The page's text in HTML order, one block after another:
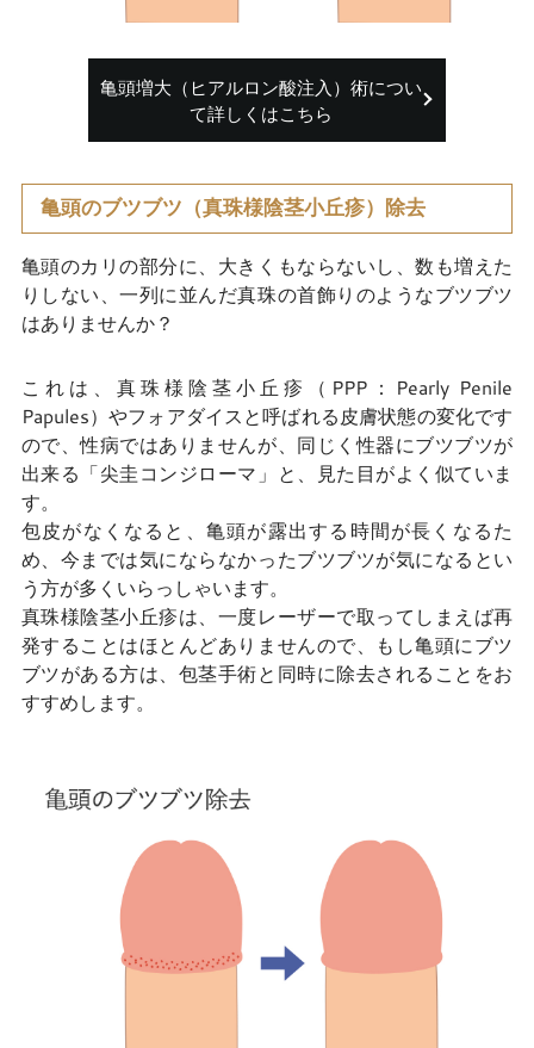
亀頭増大（ヒアルロン酸注入）術につい
て詳しくはこちら
亀頭のブツブツ（真珠様陰茎小丘疹）除去
亀頭のカリの部分に、大きくもならないし、数も増えた
りしない、一列に並んだ真珠の首飾りのようなブツブツ
はありませんか？
これは、真珠様陰茎小丘疹（PPP：Pearly Penile
Papules）やフォアダイスと呼ばれる皮膚状態の変化です
ので、性病ではありませんが、同じく性器にブツブツが
出来る「尖圭コンジローマ」と、見た目がよく似ていま
す。
包皮がなくなると、亀頭が露出する時間が長くなるた
め、今までは気にならなかったブツブツが気になるとい
う方が多くいらっしゃいます。
真珠様陰茎小丘疹は、一度レーザーで取ってしまえば再
発することはほとんどありませんので、もし亀頭にブツ
ブツがある方は、包茎手術と同時に除去されることをお
すすめします。